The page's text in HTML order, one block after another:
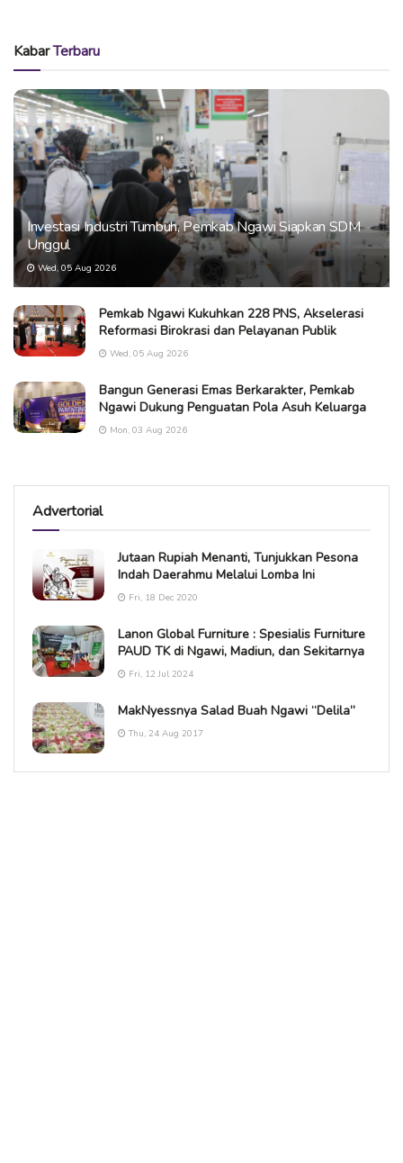
KabarTerbaru
Investasi Industri Tumbuh, Pemkab Ngawi Siapkan SDM
Unggul
Wed, 05 Aug 2026
Pemkab Ngawi Kukuhkan 228 PNS, Akselerasi
Reformasi Birokrasi dan Pelayanan Publik
Wed, 05 Aug 2026
Bangun Generasi Emas Berkarakter, Pemkab
Ngawi Dukung Penguatan Pola Asuh Keluarga
Mon, 03 Aug 2026
Advertorial
Jutaan Rupiah Menanti, Tunjukkan Pesona
Indah Daerahmu Melalui Lomba Ini
Fri, 18 Dec 2020
Lanon Global Furniture : Spesialis Furniture
PAUD TK di Ngawi, Madiun, dan Sekitarnya
Fri, 12 Jul 2024
MakNyessnya Salad Buah Ngawi “Delila”
Thu, 24 Aug 2017